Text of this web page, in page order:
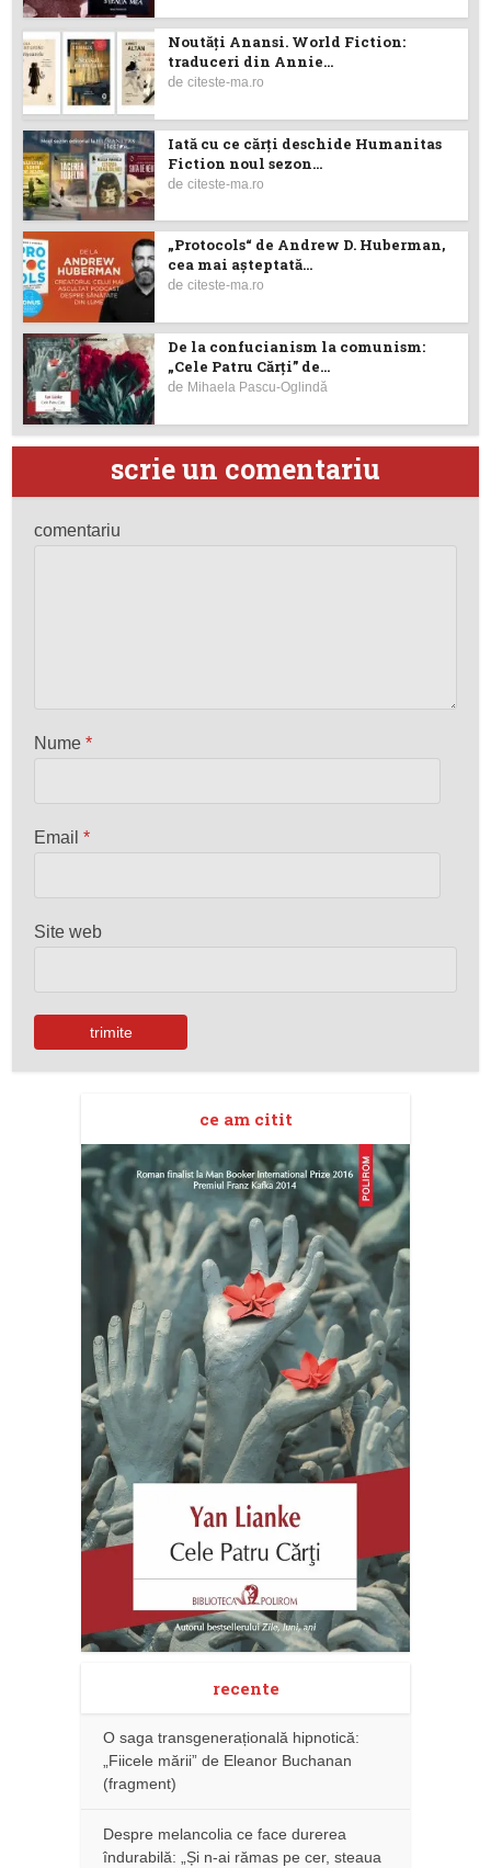
Noutăţi Anansi. World Fiction:
traduceri din Annie...
deciteste-ma.ro
Iată cu ce cărţi deschide Humanitas
Fiction noul sezon...
deciteste-ma.ro
„Protocols“ de Andrew D. Huberman,
cea mai așteptată...
deciteste-ma.ro
De la confucianism la comunism:
„Cele Patru Cărți” de...
de Mihaela Pascu-Oglindă
scrie un comentariu
comentariu
Nume*
Email*
Site web
ce am citit
recente
O saga transgenerațională hipnotică:
„Fiicele mării” de Eleanor Buchanan
(fragment)
Despre melancolia ce face durerea
îndurabilă: „Și n-ai rămas pe cer, steaua